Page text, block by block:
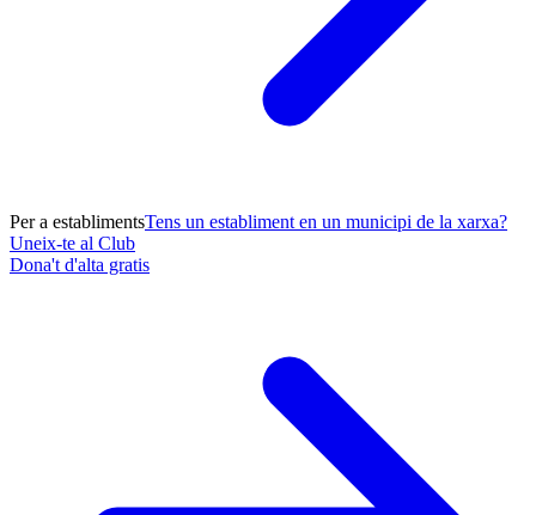
Per a establimentsTens un establiment en un municipi de la xarxa?
Uneix-te al Club
Dona't d'alta gratis